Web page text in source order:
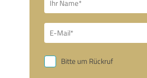
Bitte um Rückruf